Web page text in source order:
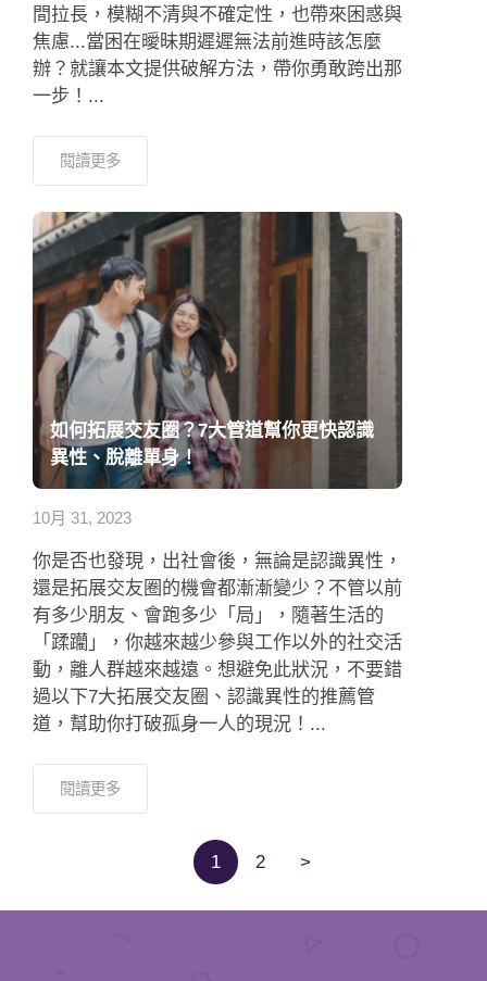
間拉長，模糊不清與不確定性，也帶來困惑與
焦慮...當困在曖昧期遲遲無法前進時該怎麼
辦？就讓本文提供破解方法，帶你勇敢跨出那
一步！...
閱讀更多
如何拓展交友圈？7大管道幫你更快認識
異性、脫離單身！
10月 31, 2023
你是否也發現，出社會後，無論是認識異性，
還是拓展交友圈的機會都漸漸變少？不管以前
有多少朋友、會跑多少「局」，隨著生活的
「蹂躪」，你越來越少參與工作以外的社交活
動，離人群越來越遠。想避免此狀況，不要錯
過以下7大拓展交友圈、認識異性的推薦管
道，幫助你打破孤身一人的現況！...
閱讀更多
1 2 >